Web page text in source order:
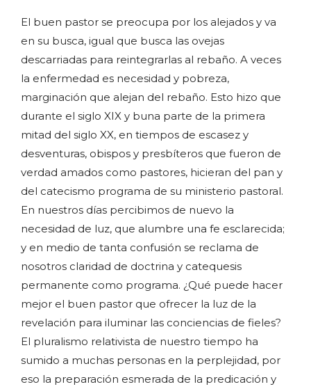
El buen pastor se preocupa por los alejados y va
en su busca, igual que busca las ovejas
descarriadas para reintegrarlas al rebaño. A veces
la enfermedad es necesidad y pobreza,
marginación que alejan del rebaño. Esto hizo que
durante el siglo XIX y buna parte de la primera
mitad del siglo XX, en tiempos de escasez y
desventuras, obispos y presbíteros que fueron de
verdad amados como pastores, hicieran del pan y
del catecismo programa de su ministerio pastoral.
En nuestros días percibimos de nuevo la
necesidad de luz, que alumbre una fe esclarecida;
y en medio de tanta confusión se reclama de
nosotros claridad de doctrina y catequesis
permanente como programa. ¿Qué puede hacer
mejor el buen pastor que ofrecer la luz de la
revelación para iluminar las conciencias de fieles?
El pluralismo relativista de nuestro tiempo ha
sumido a muchas personas en la perplejidad, por
eso la preparación esmerada de la predicación y